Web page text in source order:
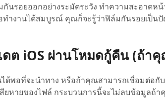
กันรอยออกอย่างระมัดระวัง ทำความสะอาด
ทำงานได้สมบูรณ์ คุณก็จะรู้ว่าฟิล์มกันรอยเป็
ดต iOS ผ่านโหมดกู้คืน (ถ้า
พอที่จะนำทาง หรือถ้าคุณสามารถเชื่อมต่อกั
ยหายของไฟล์ กระบวนการนี้จะไม่ลบข้อมูลถ้า